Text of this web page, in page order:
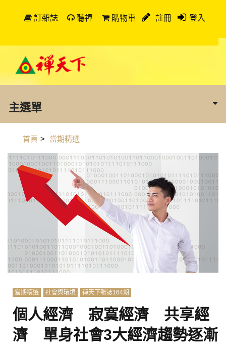
訂雜誌 聽禪 購物車 註冊 登入
主選單
首頁 > 當期精選
當期精選 社會與環境 禪天下雜誌164期
個人經濟 寂寞經濟 共享經
濟 單身社會3大經濟趨勢逐漸